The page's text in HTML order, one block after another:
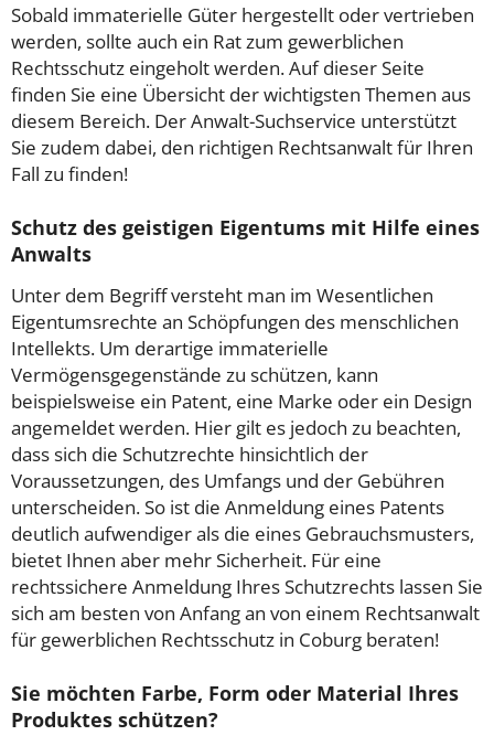
Sobald immaterielle Güter hergestellt oder vertrieben
werden, sollte auch ein Rat zum gewerblichen
Rechtsschutz eingeholt werden. Auf dieser Seite
finden Sie eine Übersicht der wichtigsten Themen aus
diesem Bereich. Der Anwalt-Suchservice unterstützt
Sie zudem dabei, den richtigen Rechtsanwalt für Ihren
Fall zu finden!
Schutz des geistigen Eigentums mit Hilfe eines
Anwalts
Unter dem Begriff versteht man im Wesentlichen
Eigentumsrechte an Schöpfungen des menschlichen
Intellekts. Um derartige immaterielle
Vermögensgegenstände zu schützen, kann
beispielsweise ein Patent, eine Marke oder ein Design
angemeldet werden. Hier gilt es jedoch zu beachten,
dass sich die Schutzrechte hinsichtlich der
Voraussetzungen, des Umfangs und der Gebühren
unterscheiden. So ist die Anmeldung eines Patents
deutlich aufwendiger als die eines Gebrauchsmusters,
bietet Ihnen aber mehr Sicherheit. Für eine
rechtssichere Anmeldung Ihres Schutzrechts lassen Sie
sich am besten von Anfang an von einem Rechtsanwalt
für gewerblichen Rechtsschutz in Coburg beraten!
Sie möchten Farbe, Form oder Material Ihres
Produktes schützen?